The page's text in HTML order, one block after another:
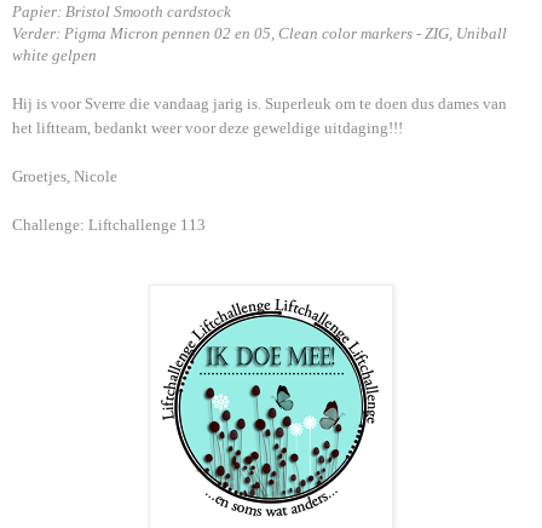
Papier: Bristol Smooth cardstock
Verder: Pigma Micron pennen 02 en 05, Clean color markers - ZIG, Uniball
white gelpen
Hij is voor Sverre die vandaag jarig is. Superleuk om te doen dus dames van
het liftteam, bedankt weer voor deze geweldige uitdaging!!!
Groetjes, Nicole
Challenge: Liftchallenge 113